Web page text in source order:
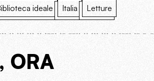
ideale Italia Letture
ORA